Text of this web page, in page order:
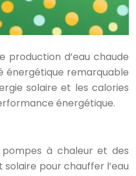
d’eau chaude
énergétique remarquable
solaire et les calories
énergétique.
à chaleur et des
pour chauffer l’eau